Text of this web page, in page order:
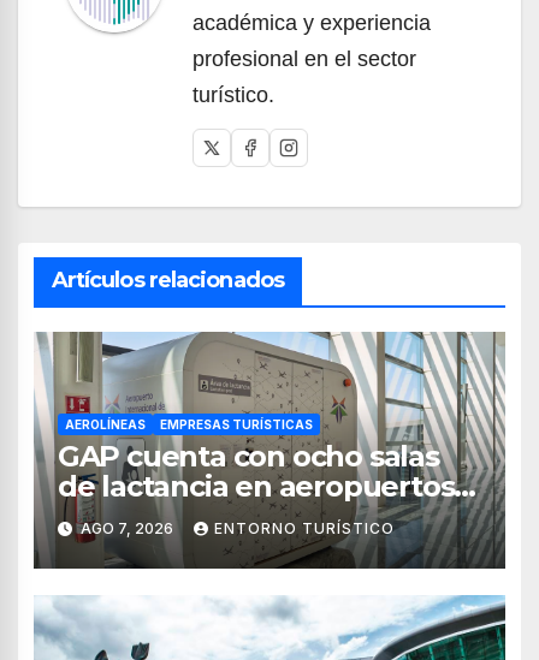
académica y experiencia
profesional en el sector
turístico.
Artículos relacionados
AEROLÍNEAS EMPRESAS TURÍSTICAS
GAP cuenta con ocho salas
de lactancia en aeropuertos
de México
AGO 7, 2026 ENTORNO TURÍSTICO